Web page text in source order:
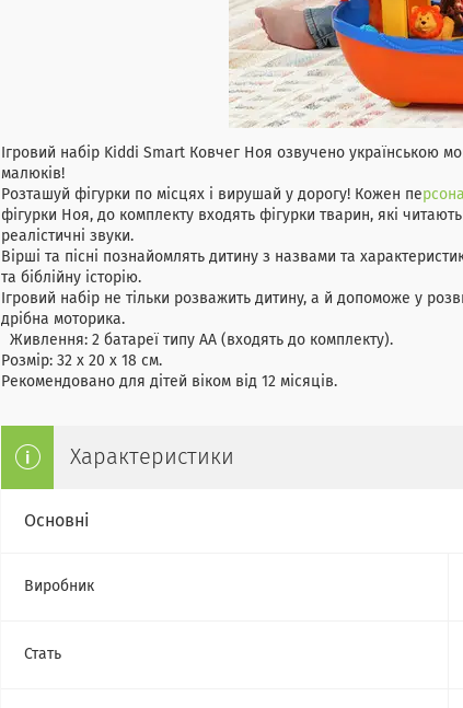
Ігровий набір Kiddi Smart Ковчег Ноя озвучено українською
малюків!
Розташуй фігурки по місцях і вирушай у дорогу! Кожен пе
фігурки Ноя, до комплекту входять фігурки тварин, які
реалістичні звуки.
Вірші та пісні познайомлять дитину з назвами та
та біблійну історію.
Ігровий набір не тільки розважить дитину, а й допоможе у
дрібна моторика.
Живлення: 2 батареї типу АА (входять до комплекту).
Розмір: 32 х 20 х 18 см.
Рекомендовано для дітей віком від 12 місяців.
Характеристики
Основні
Виробник
Стать